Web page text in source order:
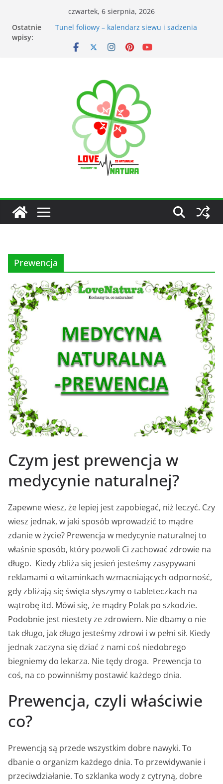
czwartek, 6 sierpnia, 2026
Ostatnie
wpisy:
Przyrządy do pomiarów meteorologicznych
warzyw
Narzędzia ogrodnicze nieocenionym
wsparciem w ogrodzie
Prewencja
Czym jest prewencja w
medycynie naturalnej?
Zapewne wiesz, że lepiej jest zapobiegać, niż leczyć. Czy
wiesz jednak, w jaki sposób wprowadzić to mądre
zdanie w życie? Prewencja w medycynie naturalnej to
właśnie sposób, który pozwoli Ci zachować zdrowie na
długo. Kiedy zbliża się jesień jesteśmy zasypywani
reklamami o witaminkach wzmacniających odporność,
gdy zbliżają się święta słyszymy o tableteczkach na
wątrobę itd. Mówi się, że mądry Polak po szkodzie.
Podobnie jest niestety ze zdrowiem. Nie dbamy o nie
tak długo, jak długo jesteśmy zdrowi i w pełni sił. Kiedy
jednak zaczyna się dziać z nami coś niedobrego
biegniemy do lekarza. Nie tędy droga. Prewencja to
coś, na co powinniśmy postawić każdego dnia.
Prewencja, czyli właściwie
co?
Prewencją są przede wszystkim dobre nawyki. To
dbanie o organizm każdego dnia. To przewidywanie i
przeciwdziałanie. To szklanka wody z cytryną, dobre